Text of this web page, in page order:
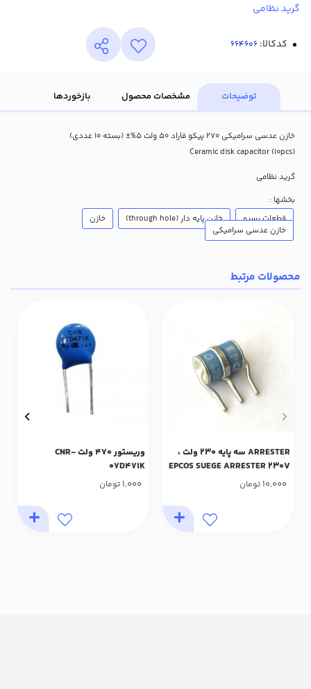
گرید نظامی
کدکالا:
توضیحات مشخصات محصول بازخوردها
خازن عدسی سرامیکی 270 پیکو فاراد 50 ولت 5%± (بسته 10 عددی)
Ceramic disk capacitor (10pcs)
گرید نظامی
بخشها :
قطعات پسیو
خازن پایه دار (through hole)
خازن
خازن عدسی سرامیکی
محصولات مرتبط
ARRESTER سه پایه 230 ولت ،
EPCOS SUEGE ARRESTER 230V
3PIN
10,000 تومان
وریستور 470 ولت CNR-
07D471K
1,000 تومان